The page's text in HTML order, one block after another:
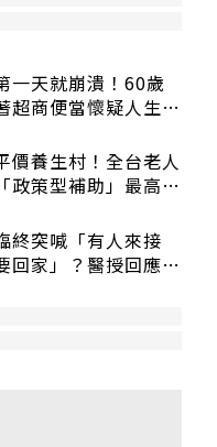
一天就崩潰！60歲
超商便當懷疑人生
價養生村！全台老人
政策型補助」最高打
終突喊「有人來接
回家」？醫授回應方